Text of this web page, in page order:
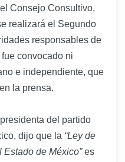
Consejo Consultivo,
realizará el Segundo
responsables de
convocado ni
e independiente, que
la prensa.
del partido
dijo que la “Ley de
de México”es